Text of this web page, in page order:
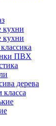
кухни
кухни
ПВХ
дерева